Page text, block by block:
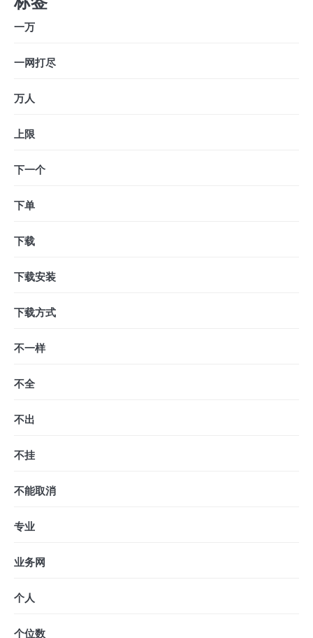
一万
一网打尽
万人
上限
下一个
下单
下载
下载安装
下载方式
不一样
不全
不出
不挂
不能取消
专业
业务网
个人
个位数